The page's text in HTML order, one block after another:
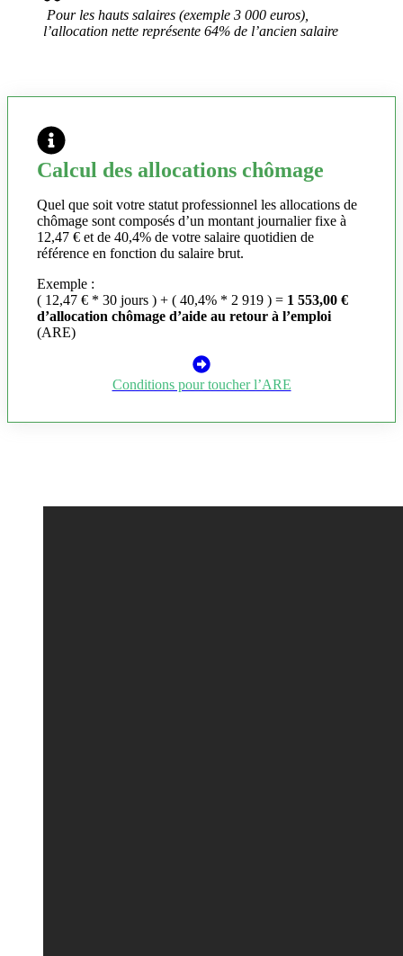
Pour les hauts salaires (exemple 3 000 euros),
l’allocation nette représente 64% de l’ancien salaire
Calcul des allocations chômage
Quel que soit votre statut professionnel les allocations de
chômage sont composés d’un montant journalier fixe à
12,47 € et de 40,4% de votre salaire quotidien de
référence en fonction du salaire brut.
Exemple :
( 12,47 € * 30 jours ) + ( 40,4% * 2 919 ) = 1 553,00 €
d’allocation chômage d’aide au retour à l’emploi
(ARE)
Conditions pour toucher l’ARE